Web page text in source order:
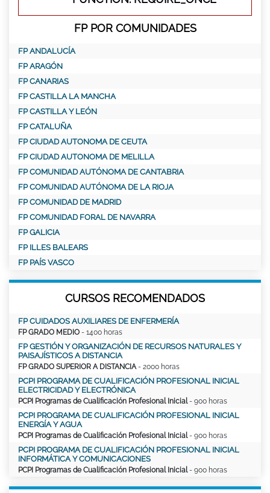
FP POR COMUNIDADES
FP ANDALUCÍA
FP ARAGÓN
FP CANARIAS
FP CASTILLA LA MANCHA
FP CASTILLA Y LEÓN
FP CATALUÑA
FP CIUDAD AUTONOMA DE CEUTA
FP CIUDAD AUTONOMA DE MELILLA
FP COMUNIDAD AUTÓNOMA DE CANTABRIA
FP COMUNIDAD AUTÓNOMA DE LA RIOJA
FP COMUNIDAD DE MADRID
FP COMUNIDAD FORAL DE NAVARRA
FP GALICIA
FP ILLES BALEARS
FP PAÍS VASCO
CURSOS RECOMENDADOS
FP CUIDADOS AUXILIARES DE ENFERMERÍA
FP GRADO MEDIO - 1400 horas
FP GESTIÓN Y ORGANIZACIÓN DE RECURSOS NATURALES Y
PAISAJÍSTICOS A DISTANCIA
FP GRADO SUPERIOR A DISTANCIA - 2000 horas
PCPI PROGRAMA DE CUALIFICACIÓN PROFESIONAL INICIAL
ELECTRICIDAD Y ELECTRÓNICA
PCPI Programas de Cualificación Profesional Inicial- 900 horas
PCPI PROGRAMA DE CUALIFICACIÓN PROFESIONAL INICIAL
ENERGÍA Y AGUA
PCPI Programas de Cualificación Profesional Inicial- 900 horas
PCPI PROGRAMA DE CUALIFICACIÓN PROFESIONAL INICIAL
INFORMÁTICA Y COMUNICACIONES
PCPI Programas de Cualificación Profesional Inicial- 900 horas